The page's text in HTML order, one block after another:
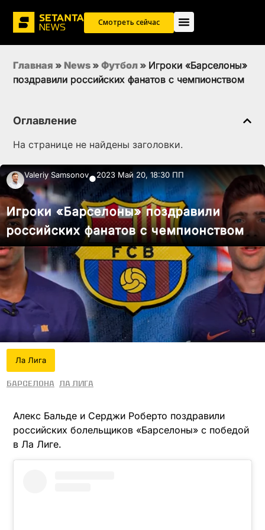
Смотреть сейчас
Главная » News » Футбол » Игроки «Барселоны»
поздравили российских фанатов с чемпионством
Оглавление
На странице не найдены заголовки.
Valeriy Samsonov●2023 Май 20, 18:30 ПП
Игроки «Барселоны» поздравили
российских фанатов с чемпионством
Ла Лига
Барселона Ла Лига
Алекс Бальде и Серджи Роберто поздравили
российских болельщиков «Барселоны» с победой
в Ла Лиге.